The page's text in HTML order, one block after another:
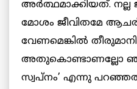
അര്‍ത്ഥമാക്കിയത്. നല്ല
മോശം ജീവിതമേ
വേണമെങ്കില്‍
അതുകൊണ്ടാണല്ലോ
സ്വപ്നം’ എന്നു